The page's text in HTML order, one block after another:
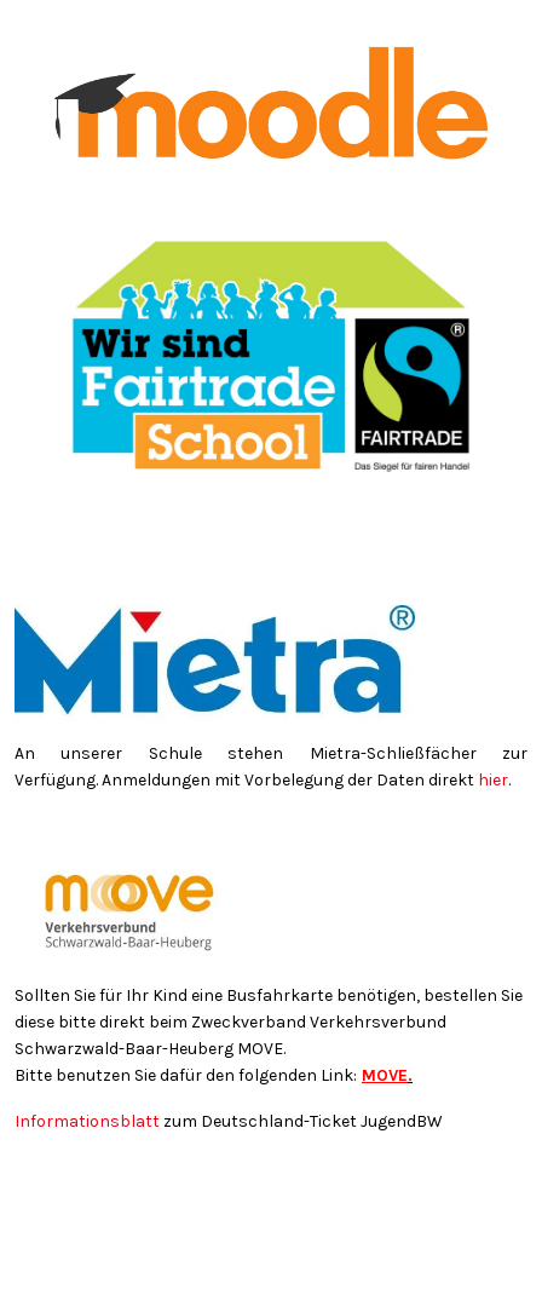
An unserer Schule stehen Mietra-Schließfächer zur
Verfügung. Anmeldungen mit Vorbelegung der Daten direkt hier.
Sollten Sie für Ihr Kind eine Busfahrkarte benötigen, bestellen Sie
diese bitte direkt beim Zweckverband Verkehrsverbund
Schwarzwald-Baar-Heuberg MOVE.
Bitte benutzen Sie dafür den folgenden Link: MOVE.
Informationsblatt zum Deutschland-Ticket JugendBW